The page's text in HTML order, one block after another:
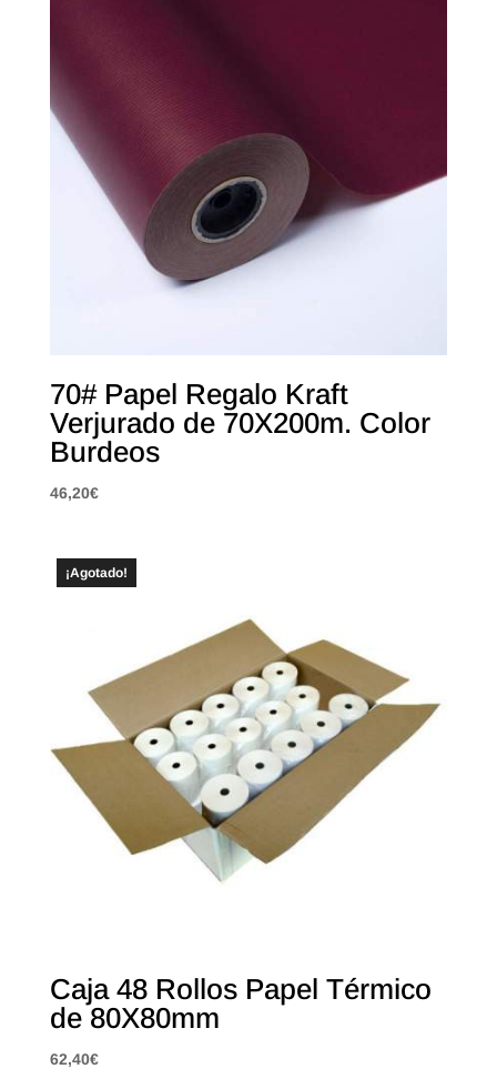
70# Papel Regalo Kraft
Verjurado de 70X200m. Color
Burdeos
46,20€
¡Agotado!
Caja 48 Rollos Papel Térmico
de 80X80mm
62,40€